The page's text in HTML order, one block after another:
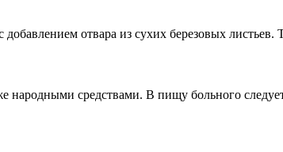
отвара из сухих березовых листьев.
народными средствами. В пищу больного